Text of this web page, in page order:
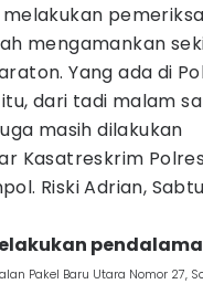
mengamankan
Yang ada di
dari tadi malam
masih dilakukan
Kasatreskrim
Riski Adrian, Sabtu
Pakel Baru Utara Nomor 27,